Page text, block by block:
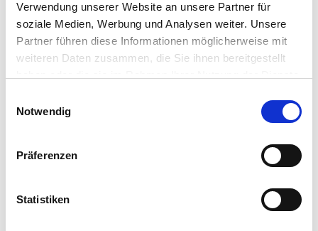
Verwendung unserer Website an unsere Partner für
soziale Medien, Werbung und Analysen weiter. Unsere
Partner führen diese Informationen möglicherweise mit
weiteren Daten zusammen, die Sie ihnen bereitgestellt
Notwendig
Präferenzen
Statistiken
Further information about the registration process can
be found in the IGEL Knowledge Base under “
Registering for the IGEL Customer Portal” and “
Managing Users and Roles ”.
LinkedIn Slack